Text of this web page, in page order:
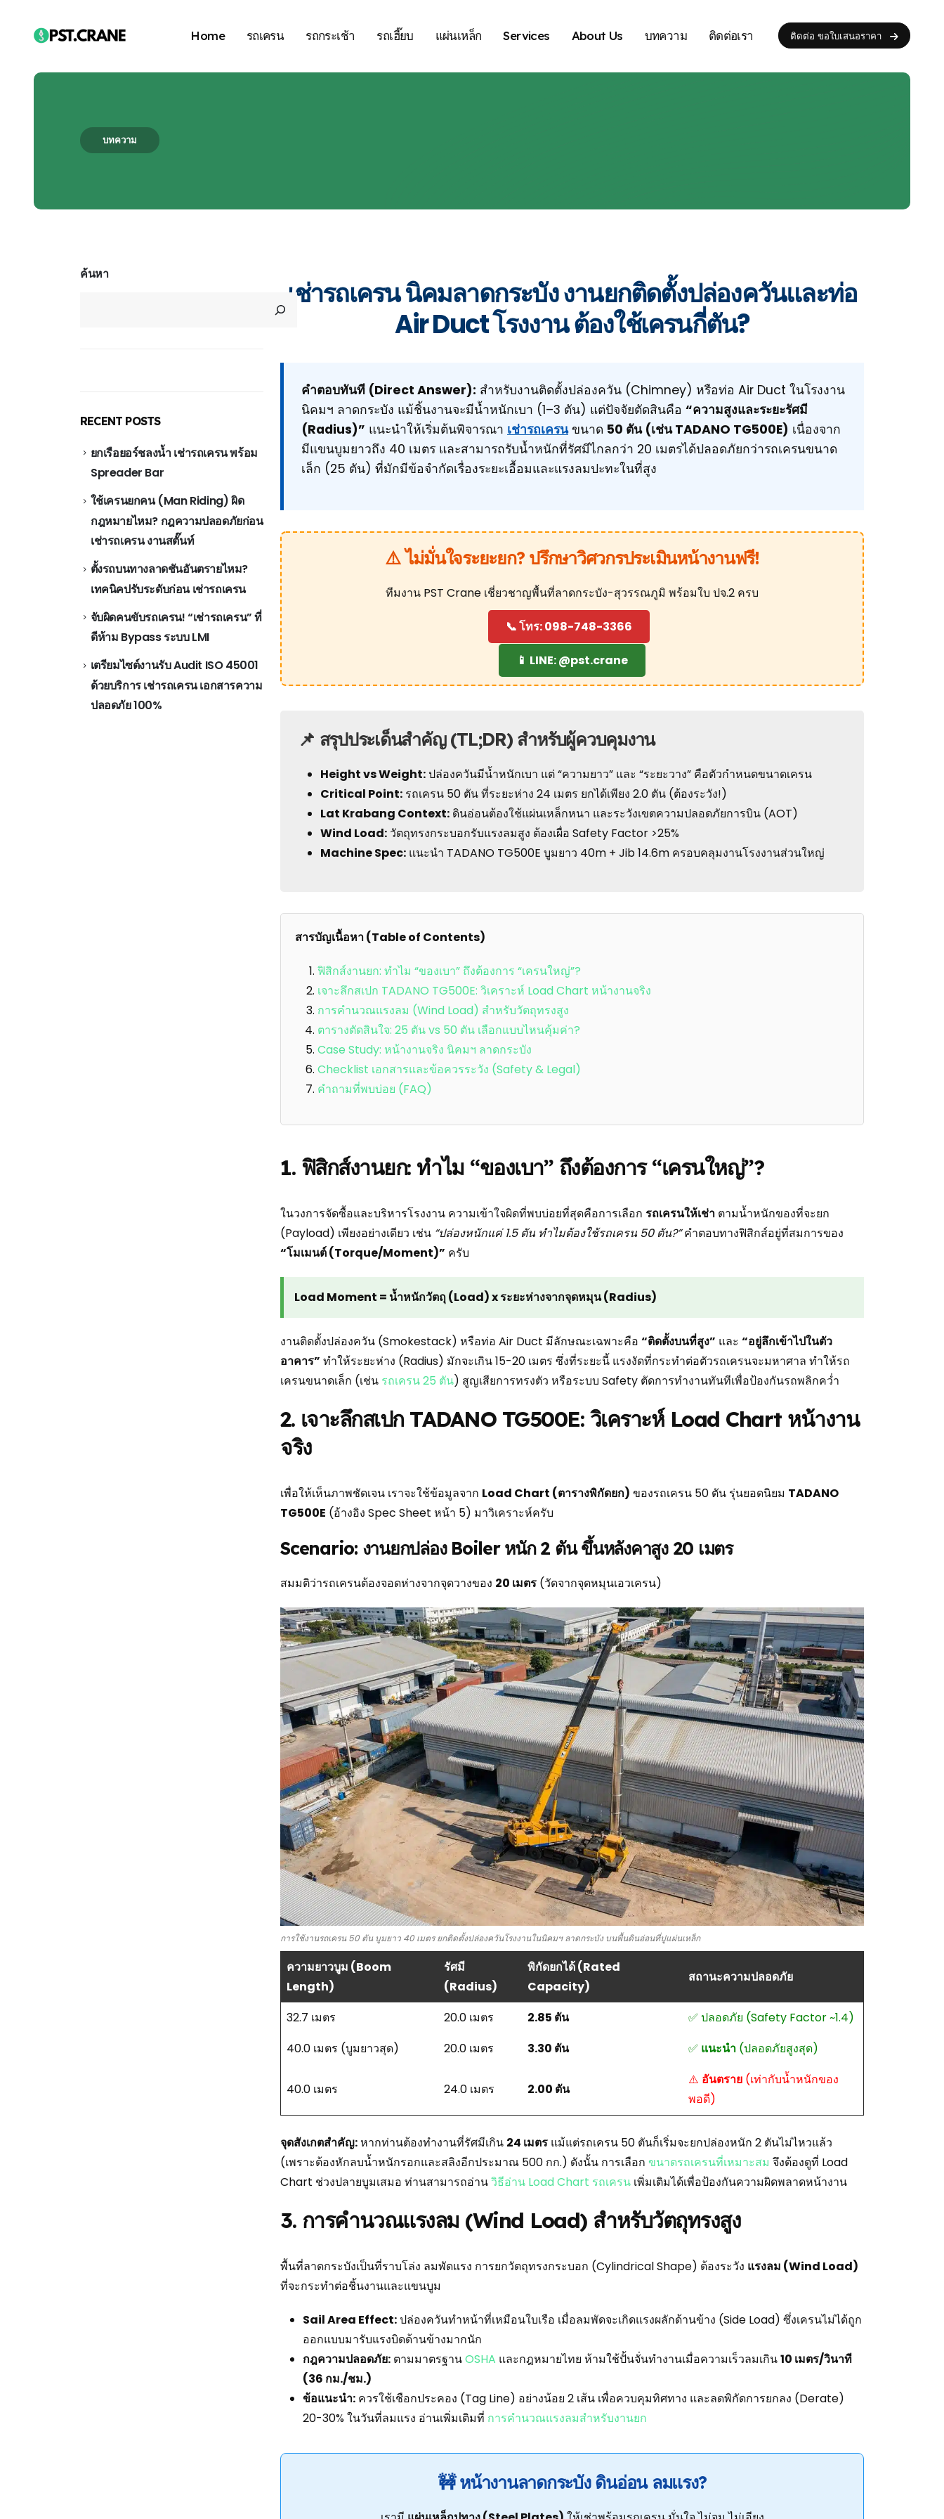
Home รถเครน รถกระเช้า รถเฮี๊ยบ แผ่นเหล็ก Services About Us บทความ ติดต่อเรา ติดต่อ ขอใบเสนอราคา
บทความ
เช่ารถเครน นิคมลาดกระบัง งานยกติดตั้งปล่องควันและท่อ
Air Duct โรงงาน ต้องใช้เครนกี่ตัน?
คำตอบทันที (Direct Answer): สำหรับงานติดตั้งปล่องควัน (Chimney) หรือท่อ Air Duct ในโรงงาน
นิคมฯ ลาดกระบัง แม้ชิ้นงานจะมีน้ำหนักเบา (1–3 ตัน) แต่ปัจจัยตัดสินคือ “ความสูงและระยะรัศมี
(Radius)” แนะนำให้เริ่มต้นพิจารณา เช่ารถเครนขนาด 50 ตัน (เช่น TADANO TG500E) เนื่องจาก
มีแขนบูมยาวถึง 40 เมตร และสามารถรับน้ำหนักที่รัศมีไกลกว่า 20 เมตรได้ปลอดภัยกว่ารถเครนขนาด
เล็ก (25 ตัน) ที่มักมีข้อจำกัดเรื่องระยะเอื้อมและแรงลมปะทะในที่สูง
⚠️ ไม่มั่นใจระยะยก? ปรึกษาวิศวกรประเมินหน้างานฟรี!
ทีมงาน PST Crane เชี่ยวชาญพื้นที่ลาดกระบัง-สุวรรณภูมิ พร้อมใบ ปจ.2 ครบ
📞 โทร: 098-748-3366
📱 LINE: @pst.crane
📌 สรุปประเด็นสำคัญ (TL;DR) สำหรับผู้ควบคุมงาน
Height vs Weight:ปล่องควันมีน้ำหนักเบา แต่ “ความยาว” และ “ระยะวาง” คือตัวกำหนดขนาดเครน
Critical Point: รถเครน 50 ตัน ที่ระยะห่าง 24 เมตร ยกได้เพียง 2.0 ตัน (ต้องระวัง!)
Lat Krabang Context: ดินอ่อนต้องใช้แผ่นเหล็กหนา และระวังเขตความปลอดภัยการบิน (AOT)
Wind Load: วัตถุทรงกระบอกรับแรงลมสูง ต้องเผื่อ Safety Factor >25%
Machine Spec: แนะนำ TADANO TG500E บูมยาว 40m + Jib 14.6m ครอบคลุมงานโรงงานส่วนใหญ่
สารบัญเนื้อหา (Table of Contents)
ฟิสิกส์งานยก: ทำไม “ของเบา” ถึงต้องการ “เครนใหญ่”?
เจาะลึกสเปก TADANO TG500E: วิเคราะห์ Load Chart หน้างานจริง
การคำนวณแรงลม (Wind Load) สำหรับวัตถุทรงสูง
ตารางตัดสินใจ: 25 ตัน vs 50 ตัน เลือกแบบไหนคุ้มค่า?
Case Study: หน้างานจริง นิคมฯ ลาดกระบัง
Checklist เอกสารและข้อควรระวัง (Safety & Legal)
คำถามที่พบบ่อย (FAQ)
1. ฟิสิกส์งานยก: ทำไม “ของเบา” ถึงต้องการ “เครนใหญ่”?
ในวงการจัดซื้อและบริหารโรงงาน ความเข้าใจผิดที่พบบ่อยที่สุดคือการเลือก รถเครนให้เช่า ตามน้ำหนักของที่จะยก
(Payload) เพียงอย่างเดียว เช่น “ปล่องหนักแค่ 1.5 ตัน ทำไมต้องใช้รถเครน 50 ตัน?”คำตอบทางฟิสิกส์อยู่ที่สมการของ
“โมเมนต์ (Torque/Moment)” ครับ
Load Moment = น้ำหนักวัตถุ (Load) x ระยะห่างจากจุดหมุน (Radius)
งานติดตั้งปล่องควัน (Smokestack) หรือท่อ Air Duct มีลักษณะเฉพาะคือ “ติดตั้งบนที่สูง” และ “อยู่ลึกเข้าไปในตัว
อาคาร” ทำให้ระยะห่าง (Radius) มักจะเกิน 15-20 เมตร ซึ่งที่ระยะนี้ แรงงัดที่กระทำต่อตัวรถเครนจะมหาศาล ทำให้รถ
เครนขนาดเล็ก (เช่น รถเครน 25 ตัน) สูญเสียการทรงตัว หรือระบบ Safety ตัดการทำงานทันทีเพื่อป้องกันรถพลิกคว่ำ
2. เจาะลึกสเปก TADANO TG500E: วิเคราะห์ Load Chart หน้างาน
จริง
เพื่อให้เห็นภาพชัดเจน เราจะใช้ข้อมูลจาก Load Chart (ตารางพิกัดยก) ของรถเครน 50 ตัน รุ่นยอดนิยม TADANO
TG500E (อ้างอิง Spec Sheet หน้า 5) มาวิเคราะห์ครับ
Scenario: งานยกปล่อง Boiler หนัก 2 ตัน ขึ้นหลังคาสูง 20 เมตร
สมมติว่ารถเครนต้องจอดห่างจากจุดวางของ 20 เมตร (วัดจากจุดหมุนเอวเครน)
การใช้งานรถเครน 50 ตัน บูมยาว 40 เมตร ยกติดตั้งปล่องควันโรงงานในนิคมฯ ลาดกระบัง บนพื้นดินอ่อนที่ปูแผ่นเหล็ก
ความยาวบูม (Boom
Length)
รัศมี
(Radius)
พิกัดยกได้ (Rated
Capacity)
สถานะความปลอดภัย
32.7 เมตร 20.0 เมตร 2.85 ตัน
✅ ปลอดภัย (Safety Factor ~1.4)
40.0 เมตร (บูมยาวสุด)
20.0 เมตร 3.30 ตัน ✅ แนะนำ (ปลอดภัยสูงสุด)
40.0 เมตร 24.0 เมตร 2.00 ตัน
⚠️ อันตราย (เท่ากับน้ำหนักของ
พอดี)
จุดสังเกตสำคัญ:หากท่านต้องทำงานที่รัศมีเกิน 24 เมตร แม้แต่รถเครน 50 ตันก็เริ่มจะยกปล่องหนัก 2 ตันไม่ไหวแล้ว
(เพราะต้องหักลบน้ำหนักรอกและสลิงอีกประมาณ 500 กก.) ดังนั้น การเลือก ขนาดรถเครนที่เหมาะสม จึงต้องดูที่ Load
Chart ช่วงปลายบูมเสมอ ท่านสามารถอ่านวิธีอ่าน Load Chart รถเครน เพิ่มเติมได้เพื่อป้องกันความผิดพลาดหน้างาน
3. การคำนวณแรงลม (Wind Load) สำหรับวัตถุทรงสูง
พื้นที่ลาดกระบังเป็นที่ราบโล่ง ลมพัดแรง การยกวัตถุทรงกระบอก (Cylindrical Shape) ต้องระวัง แรงลม (Wind Load)
ที่จะกระทำต่อชิ้นงานและแขนบูม
Sail Area Effect:ปล่องควันทำหน้าที่เหมือนใบเรือ เมื่อลมพัดจะเกิดแรงผลักด้านข้าง (Side Load) ซึ่งเครนไม่ได้ถูก
ออกแบบมารับแรงบิดด้านข้างมากนัก
กฎความปลอดภัย: ตามมาตรฐานOSHA และกฎหมายไทย ห้ามใช้ปั้นจั่นทำงานเมื่อความเร็วลมเกิน10 เมตร/วินาที
(36 กม./ชม.)
ข้อแนะนำ: ควรใช้เชือกประคอง (Tag Line) อย่างน้อย 2 เส้น เพื่อควบคุมทิศทาง และลดพิกัดการยกลง (Derate)
20-30% ในวันที่ลมแรง อ่านเพิ่มเติมที่ การคำนวณแรงลมสำหรับงานยก
🚧 หน้างานลาดกระบัง ดินอ่อน ลมแรง?
ค้นหา
RECENT POSTS
ยกเรือยอร์ชลงน้ำ เช่ารถเครน พร้อม
Spreader Bar
ใช้เครนยกคน (Man Riding) ผิด
กฎหมายไหม? กฎความปลอดภัยก่อน
เช่ารถเครน งานสตั๊นท์
ตั้งรถบนทางลาดชันอันตรายไหม?
เทคนิคปรับระดับก่อน เช่ารถเครน
จับผิดคนขับรถเครน! “เช่ารถเครน” ที่
ดีห้าม Bypass ระบบ LMI
เตรียมไซต์งานรับ Audit ISO 45001
ด้วยบริการ เช่ารถเครน เอกสารความ
ปลอดภัย 100%